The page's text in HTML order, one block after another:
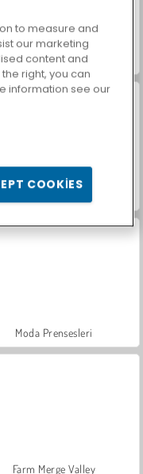
İçecekleri Eşle
Moda Prensesleri
Farm Merge Valley
to measure and
our marketing
content and
right, you can
information see our
COOKIES